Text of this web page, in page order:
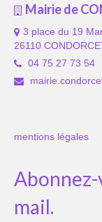
Mairie de
3 place du 19
26110
04 75 27 73 54
mentions légales
Abonnez-
mail.